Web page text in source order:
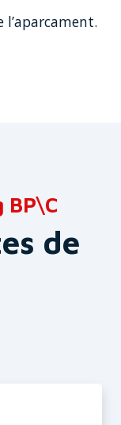
l’aparcament.
BP\C
de